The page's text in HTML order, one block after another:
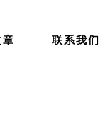
联系我们